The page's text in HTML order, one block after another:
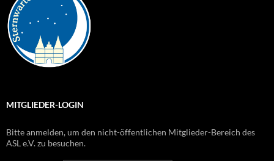
MITGLIEDER-LOGIN
Bitte anmelden, um den nicht-öffentlichen Mitglieder-Bereich des
ASL e.V. zu besuchen.